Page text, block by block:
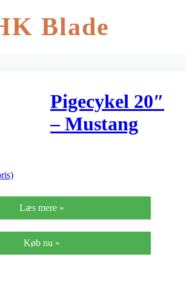
Blade
Pigecykel 20″
– Mustang
Læs mere »
Køb nu »